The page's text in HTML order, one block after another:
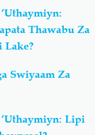
Thawabu Za
Lake?
Swiyaam Za
Lipi